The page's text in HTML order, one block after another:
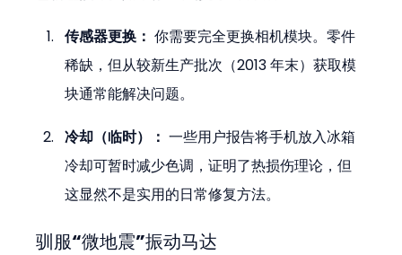
传感器更换： 你需要完全更换相机模块。零件
稀缺，但从较新生产批次（2013 年末）获取模
块通常能解决问题。
冷却（临时）： 一些用户报告将手机放入冰箱
冷却可暂时减少色调，证明了热损伤理论，但
这显然不是实用的日常修复方法。
驯服“微地震”振动马达